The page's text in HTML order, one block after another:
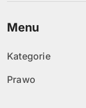
Menu
Kategorie
Prawo